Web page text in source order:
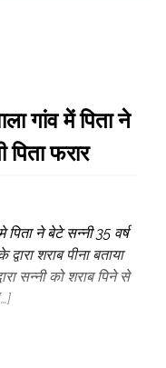
गांव में पिता ने
फरार
ने बेटे सन्नी 35 वर्ष
शराब पीना बताया
सन्नी को शराब पिने से